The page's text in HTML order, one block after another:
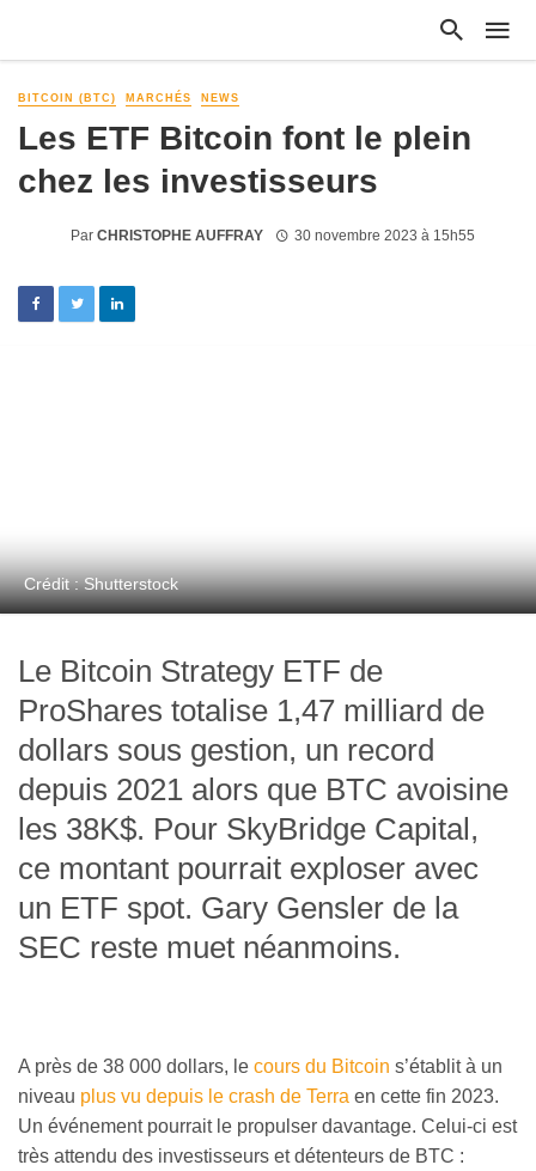
BITCOIN (BTC) MARCHÉS NEWS
Les ETF Bitcoin font le plein
chez les investisseurs
Par CHRISTOPHE AUFFRAY 30 novembre 2023 à 15h55
Crédit : Shutterstock
Le Bitcoin Strategy ETF de
ProShares totalise 1,47 milliard de
dollars sous gestion, un record
depuis 2021 alors que BTC avoisine
les 38K$. Pour SkyBridge Capital,
ce montant pourrait exploser avec
un ETF spot. Gary Gensler de la
SEC reste muet néanmoins.
A près de 38 000 dollars, le cours du Bitcoin s’établit à un
niveau plus vu depuis le crash de Terra en cette fin 2023.
Un événement pourrait le propulser davantage. Celui-ci est
très attendu des investisseurs et détenteurs de BTC :